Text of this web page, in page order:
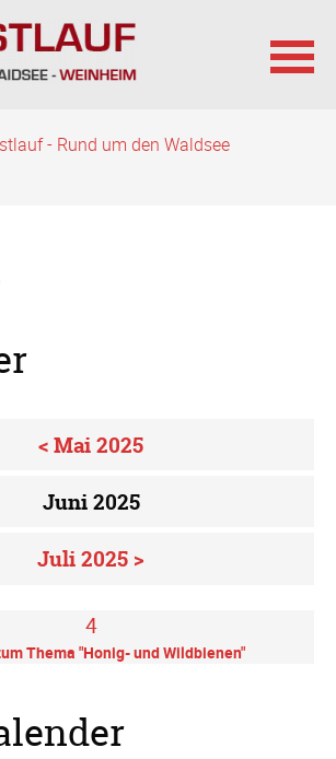
- Rund um den Waldsee
< Mai 2025
Juni 2025
Juli 2025 >
4
Thema "Honig- und Wildbienen"